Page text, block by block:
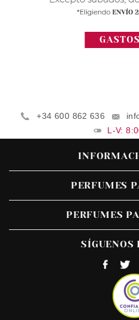
+34 600 862 636
L-V:
PERFUMES
PERFUMES
SÍGUENOS